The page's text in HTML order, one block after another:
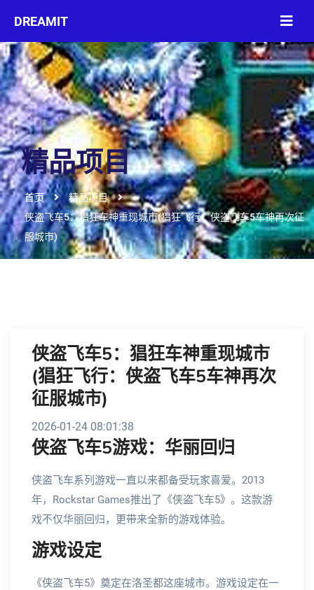
精品项目
首页
精品项目
侠盗飞车5：猖狂车神重现城市(猖狂飞行：侠盗飞车5车神再次征
服城市)
侠盗飞车5：猖狂车神重现城市
(猖狂飞行：侠盗飞车5车神再次
征服城市)
2026-01-24 08:01:38
侠盗飞车5游戏：华丽回归
侠盗飞车系列游戏一直以来都备受玩家喜爱。2013
年，Rockstar Games推出了《侠盗飞车5》。这款游
戏不仅华丽回归，更带来全新的游戏体验。
游戏设定
《侠盗飞车5》奠定在洛圣都这座城市。游戏设定在一